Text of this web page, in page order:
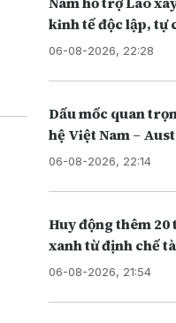
kinh tế độc lập, tự
06-08-2026, 22:28
Dấu mốc quan
hệ Việt Nam –
06-08-2026, 22:14
Huy động thêm
xanh từ định chế
06-08-2026, 21:54